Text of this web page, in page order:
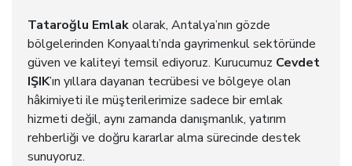
Tataroğlu Emlakolarak, Antalya’nın gözde
bölgelerinden Konyaaltı’nda gayrimenkul sektöründe
güven ve kaliteyi temsil ediyoruz. Kurucumuz Cevdet
IŞIK’ın yıllara dayanan tecrübesi ve bölgeye olan
hâkimiyeti ile müşterilerimize sadece bir emlak
hizmeti değil, aynı zamanda danışmanlık, yatırım
rehberliği ve doğru kararlar alma sürecinde destek
sunuyoruz.